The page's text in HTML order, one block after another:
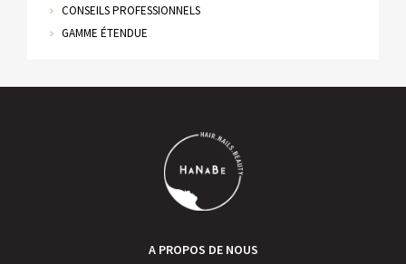
CONSEILS PROFESSIONNELS
GAMME ÉTENDUE
A PROPOS DE NOUS